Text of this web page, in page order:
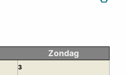
Zondag
3